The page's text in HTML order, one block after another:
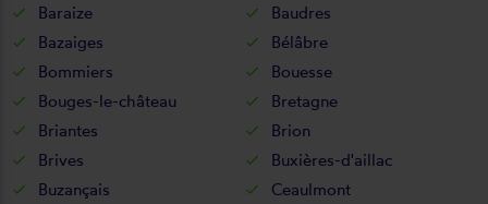
Baraize
Baudres
Bazaiges
Bélâbre
Bommiers
Bouesse
Bouges-le-château
Bretagne
Briantes
Brion
Brives
Buxières-d'aillac
Buzançais
Ceaulmont